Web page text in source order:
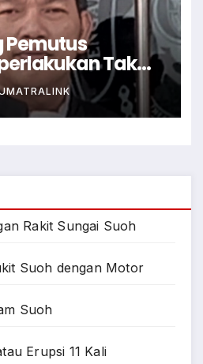
Pemutus
Tak
Rakyat Dapat
Rakit Sungai Suoh
Suoh dengan Motor
Suoh
Erupsi 11 Kali